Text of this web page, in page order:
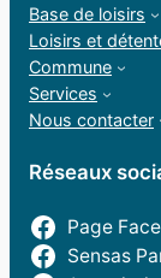
Base de loisirs
Loisirs et
Commune
Services
Nous contacter
Réseaux
Page
Sensas